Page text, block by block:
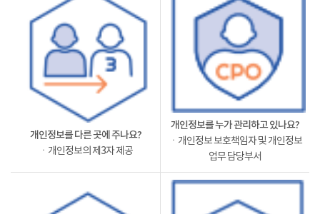
개인정보를 다른 곳에 주나요?
ㆍ개인정보의 제3자 제공
개인정보를 누가 관리하고 있나요?
ㆍ개인정보 보호책임자 및 개인정보
업무 담당부서